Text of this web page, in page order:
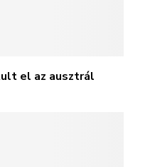
el az ausztrál